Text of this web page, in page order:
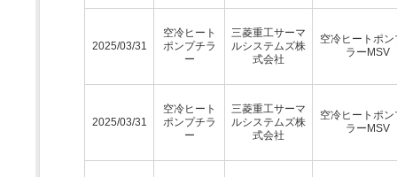
2025/03/31
空冷ヒート
ポンプチラ
ー
三菱重工サーマ
ルシステムズ株
式会社
空冷ヒートポン
ラーMSV
2025/03/31
空冷ヒート
ポンプチラ
ー
三菱重工サーマ
ルシステムズ株
式会社
空冷ヒートポン
ラーMSV